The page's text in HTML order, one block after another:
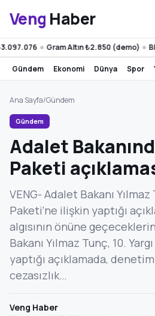
Veng Haber
● Gram Altın ₺2.850 (demo) ●
gündem ekonomi dünya spor
Ana Sayfa/Gündem
Gündem
Adalet
Paketi
VENG- Adalet Bakanı Yılmaz
Paketi’ne ilişkin yaptığı
algısının önüne
Bakanı Yılmaz Tunç, 10.
yaptığı açıklamada,
cezasızlık…
Veng Haber